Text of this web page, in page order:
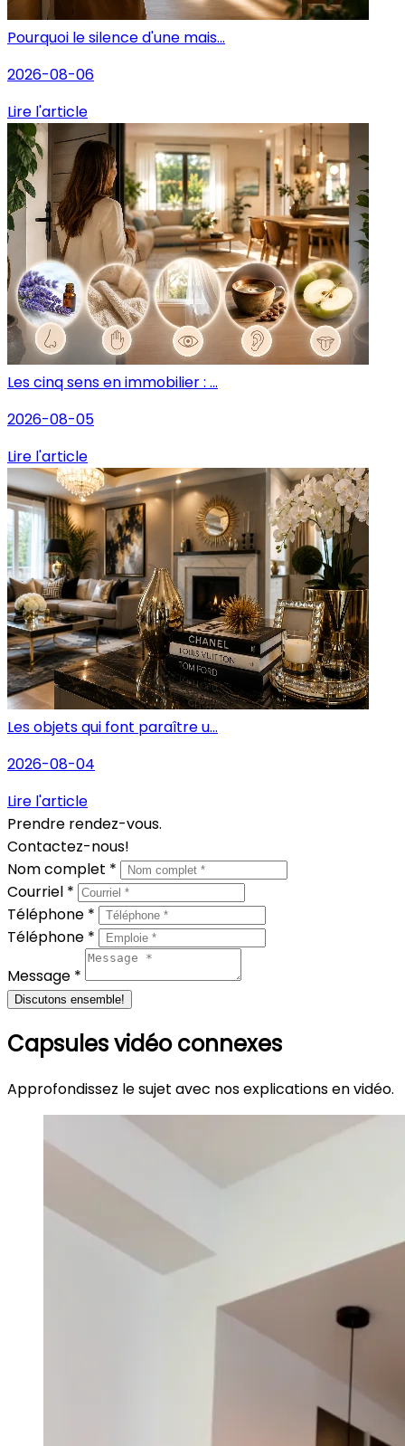
Pourquoi le silence d'une mais...
2026-08-06
Lire l'article
Les cinq sens en immobilier : ...
2026-08-05
Lire l'article
Les objets qui font paraître u...
2026-08-04
Lire l'article
Prendre rendez-vous.
Contactez-nous!
Nom complet *
Courriel *
Téléphone *
Téléphone *
Message *
Discutons ensemble!
Capsules vidéo connexes
Approfondissez le sujet avec nos explications en vidéo.